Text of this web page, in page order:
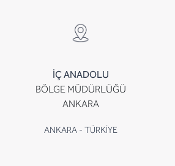
İÇ ANADOLU
BÖLGE MÜDÜRLÜĞÜ
ANKARA
ANKARA - TÜRKİYE